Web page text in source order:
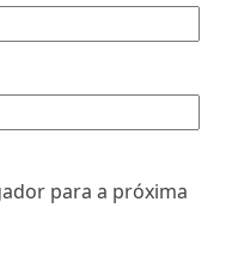
para a próxima